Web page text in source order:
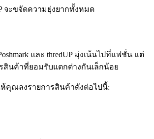
จะขจัดความยุ่งยากทั้งหมด
และ thredUP มุ่งเน้นไปที่แฟชั่น แต่
สินค้าที่ยอมรับแตกต่างกันเล็กน้อย
ห้คุณลงรายการสินค้าดังต่อไปนี้: